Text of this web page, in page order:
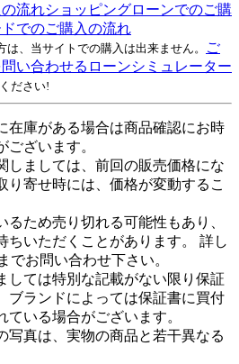
流れショッピングローンでのご購
でのご購入の流れ
は、当サイトでの購入は出来ません。
ご
い合わせる ローンシミュレーター
ださい!
在庫がある場合は商品確認にお時
ございます。
しましては、前回の販売価格にな
り寄せ時には、価格が変動するこ
るため売り切れる可能性もあり、
ちいただくことがあります。 詳し
までお問い合わせ下さい。
しては特別な記載がない限り保証
ブランドによっては保証書に買付
ている場合がございます。
写真は、実物の商品と若干異なる